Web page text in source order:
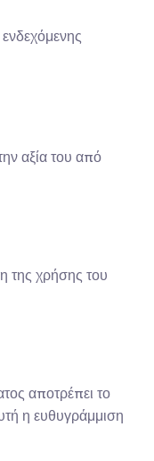
αξία του από
της χρήσης του
αποτρέπει το
η ευθυγράμμιση